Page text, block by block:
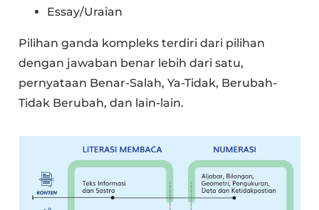
Essay/Uraian
Pilihan ganda kompleks terdiri dari pilihan
dengan jawaban benar lebih dari satu,
pernyataan Benar-Salah, Ya-Tidak, Berubah-
Tidak Berubah, dan lain-lain.